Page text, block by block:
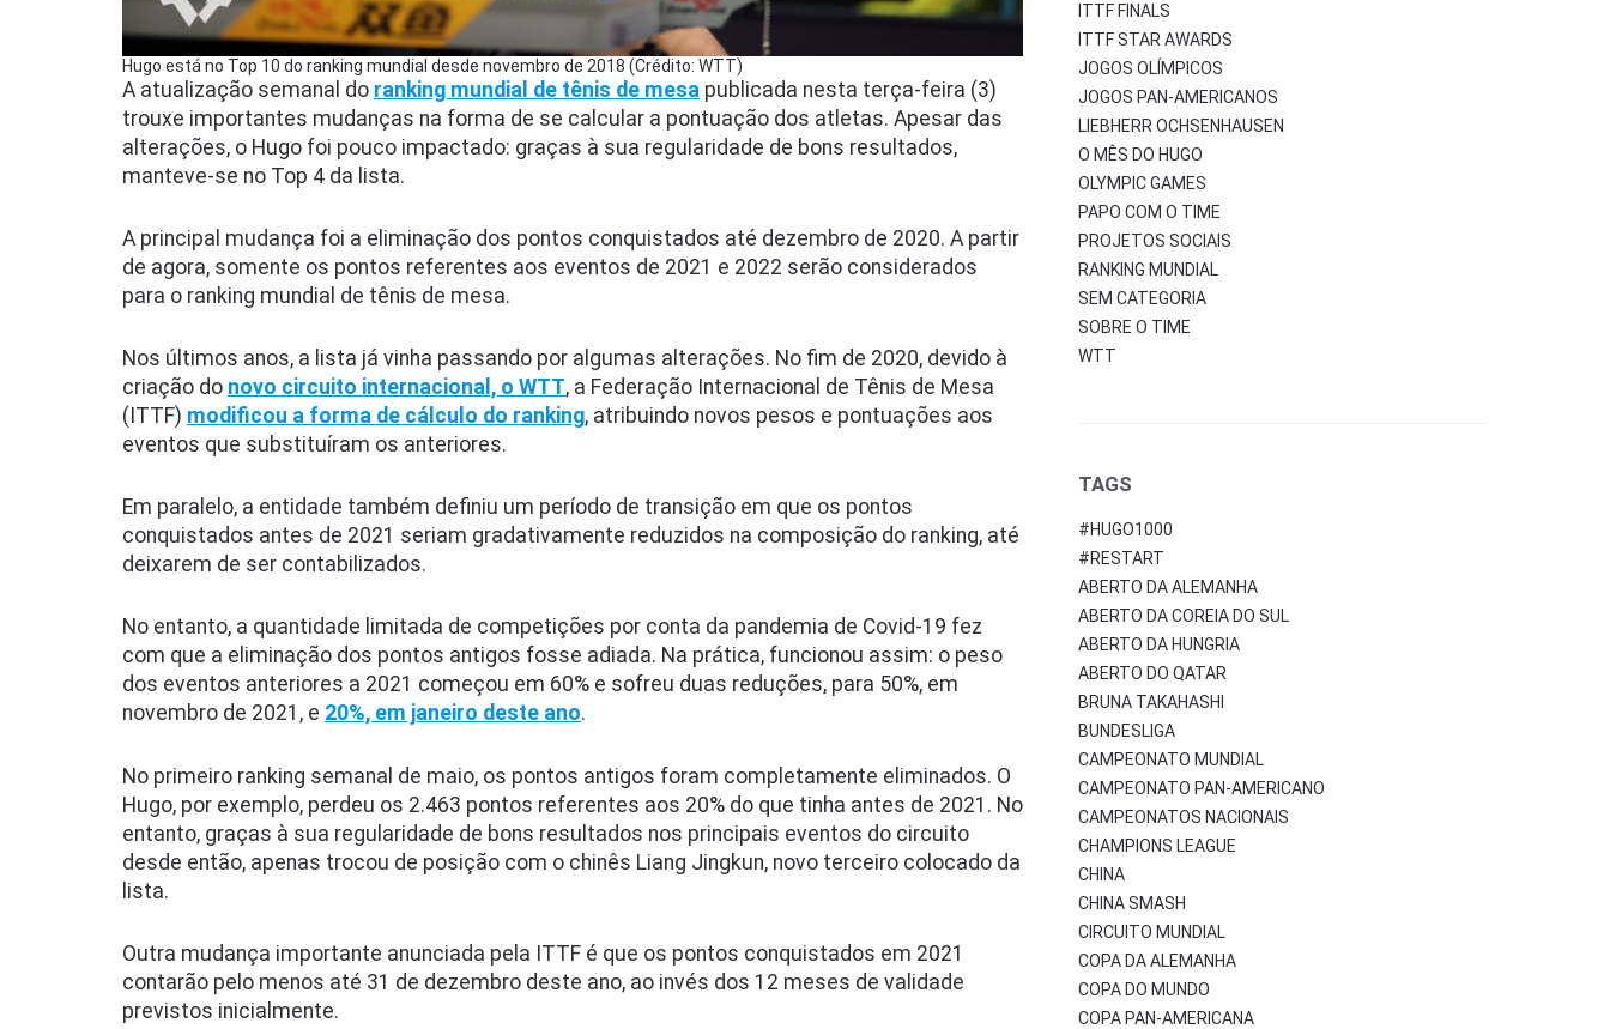
Hugo está no Top 10 do ranking mundial desde novembro de 2018 (Crédito: WTT)
A atualização semanal do ranking mundial de tênis de mesa publicada nesta terça-feira (3)
trouxe importantes mudanças na forma de se calcular a pontuação dos atletas. Apesar das
alterações, o Hugo foi pouco impactado: graças à sua regularidade de bons resultados,
manteve-se no Top 4 da lista.
A principal mudança foi a eliminação dos pontos conquistados até dezembro de 2020. A partir
de agora, somente os pontos referentes aos eventos de 2021 e 2022 serão considerados
para o ranking mundial de tênis de mesa.
Nos últimos anos, a lista já vinha passando por algumas alterações. No fim de 2020, devido à
criação do novo circuito internacional, o WTT, a Federação Internacional de Tênis de Mesa
(ITTF) modificou a forma de cálculo do ranking, atribuindo novos pesos e pontuações aos
eventos que substituíram os anteriores.
Em paralelo, a entidade também definiu um período de transição em que os pontos
conquistados antes de 2021 seriam gradativamente reduzidos na composição do ranking, até
deixarem de ser contabilizados.
No entanto, a quantidade limitada de competições por conta da pandemia de Covid-19 fez
com que a eliminação dos pontos antigos fosse adiada. Na prática, funcionou assim: o peso
dos eventos anteriores a 2021 começou em 60% e sofreu duas reduções, para 50%, em
novembro de 2021, e 20%, em janeiro deste ano.
No primeiro ranking semanal de maio, os pontos antigos foram completamente eliminados. O
Hugo, por exemplo, perdeu os 2.463 pontos referentes aos 20% do que tinha antes de 2021. No
entanto, graças à sua regularidade de bons resultados nos principais eventos do circuito
desde então, apenas trocou de posição com o chinês Liang Jingkun, novo terceiro colocado da
lista.
Outra mudança importante anunciada pela ITTF é que os pontos conquistados em 2021
contarão pelo menos até 31 de dezembro deste ano, ao invés dos 12 meses de validade
previstos inicialmente.
ITTF FINALS
ITTF STAR AWARDS
JOGOS OLÍMPICOS
JOGOS PAN-AMERICANOS
LIEBHERR OCHSENHAUSEN
O MÊS DO HUGO
OLYMPIC GAMES
PAPO COM O TIME
PROJETOS SOCIAIS
RANKING MUNDIAL
SEM CATEGORIA
SOBRE O TIME
WTT
TAGS
#HUGO1000
#RESTART
ABERTO DA ALEMANHA
ABERTO DA COREIA DO SUL
ABERTO DA HUNGRIA
ABERTO DO QATAR
BRUNA TAKAHASHI
BUNDESLIGA
CAMPEONATO MUNDIAL
CAMPEONATO PAN-AMERICANO
CAMPEONATOS NACIONAIS
CHAMPIONS LEAGUE
CHINA
CHINA SMASH
CIRCUITO MUNDIAL
COPA DA ALEMANHA
COPA DO MUNDO
COPA PAN-AMERICANA